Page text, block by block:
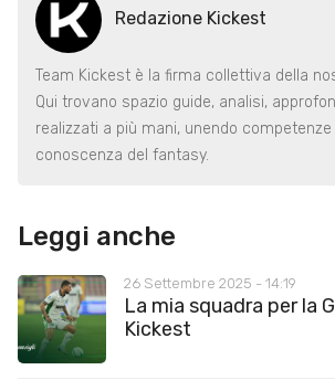
Redazione Kickest
Team Kickest è la firma collettiva della
Qui trovano spazio guide, analisi,
realizzati a più mani, unendo
conoscenza del fantasy.
Leggi anche
26 Settembre 2025 - 14:19
La mia squadra per la
Kickest